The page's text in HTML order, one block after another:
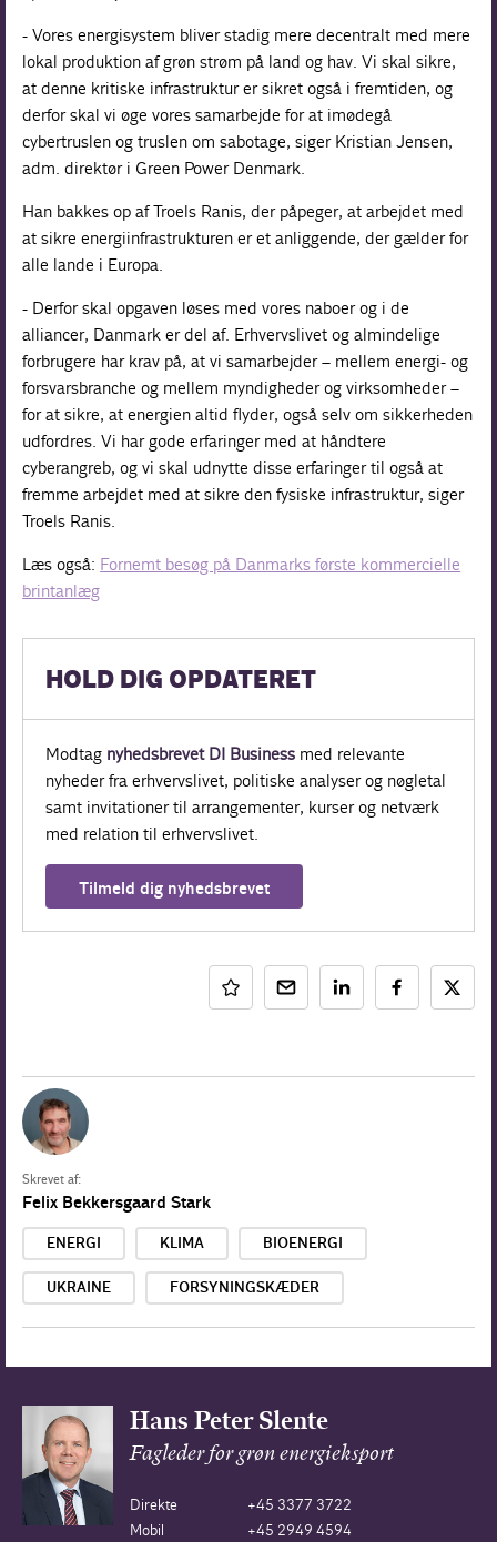
- Vores energisystem bliver stadig mere decentralt med mere
lokal produktion af grøn strøm på land og hav. Vi skal sikre,
at denne kritiske infrastruktur er sikret også i fremtiden, og
derfor skal vi øge vores samarbejde for at imødegå
cybertruslen og truslen om sabotage, siger Kristian Jensen,
adm. direktør i Green Power Denmark.
Han bakkes op af Troels Ranis, der påpeger, at arbejdet med
at sikre energiinfrastrukturen er et anliggende, der gælder for
alle lande i Europa.
- Derfor skal opgaven løses med vores naboer og i de
alliancer, Danmark er del af. Erhvervslivet og almindelige
forbrugere har krav på, at vi samarbejder – mellem energi- og
forsvarsbranche og mellem myndigheder og virksomheder –
for at sikre, at energien altid flyder, også selv om sikkerheden
udfordres. Vi har gode erfaringer med at håndtere
cyberangreb, og vi skal udnytte disse erfaringer til også at
fremme arbejdet med at sikre den fysiske infrastruktur, siger
Troels Ranis.
Læs også: Fornemt besøg på Danmarks første kommercielle
brintanlæg
HOLD DIG OPDATERET
Modtag nyhedsbrevet DI Business med relevante
nyheder fra erhvervslivet, politiske analyser og nøgletal
samt invitationer til arrangementer, kurser og netværk
med relation til erhvervslivet.
Tilmeld dig nyhedsbrevet
Skrevet af:
Felix Bekkersgaard Stark
ENERGI KLIMA BIOENERGI
UKRAINE FORSYNINGSKÆDER
Hans Peter Slente
Fagleder for grøn energieksport
Direkte
+45 3377 3722
Mobil
+45 2949 4594